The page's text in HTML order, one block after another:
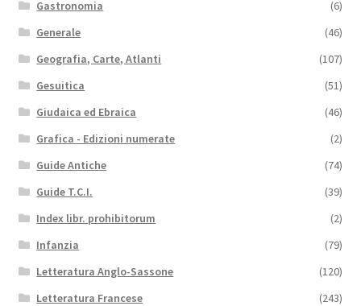
Gastronomia
(6)
Generale
(46)
Geografia, Carte, Atlanti
(107)
Gesuitica
(51)
Giudaica ed Ebraica
(46)
Grafica - Edizioni numerate
(2)
Guide Antiche
(74)
Guide T.C.I.
(39)
Index libr. prohibitorum
(2)
Infanzia
(79)
Letteratura Anglo-Sassone
(120)
Letteratura Francese
(243)